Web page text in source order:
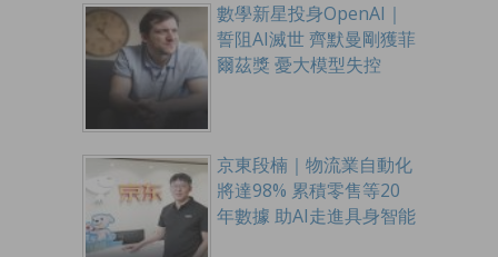
數學新星投身OpenAI｜
誓阻AI滅世 齊默曼剛獲菲
爾茲獎 憂大模型失控
京東段楠｜物流業自動化
將達98% 累積零售等20
年數據 助AI走進具身智能